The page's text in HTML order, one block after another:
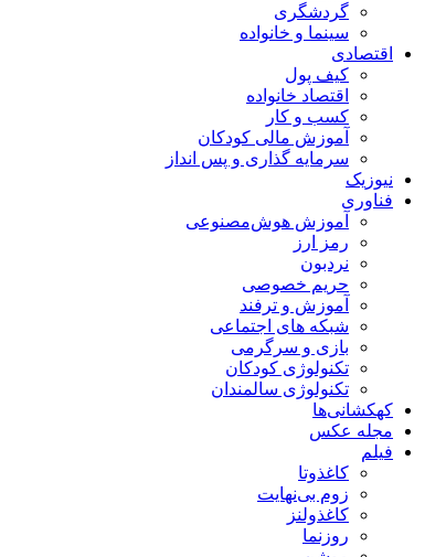
گردشگری
سینما و خانواده
اقتصادی
کیف پول
اقتصاد خانواده
کسب و کار
آموزش مالی کودکان
سرمایه گذاری و پس انداز
نیوزیک
فناوری
آموزش هوش‌مصنوعی
رمز ارز
نردبون
حریم خصوصی
آموزش و ترفند
شبکه های اجتماعی
بازی و سرگرمی
تکنولوژی کودکان
تکنولوژی سالمندان
کهکشانی‌ها
مجله عکس
فیلم
کاغذوتا
زوم بی‌نهایت
کاغذولنز
روزنما